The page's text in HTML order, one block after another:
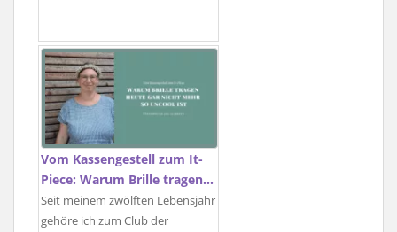
Vom Kassengestell zum It-
Piece: Warum Brille tragen…
Seit meinem zwölften Lebensjahr
gehöre ich zum Club der